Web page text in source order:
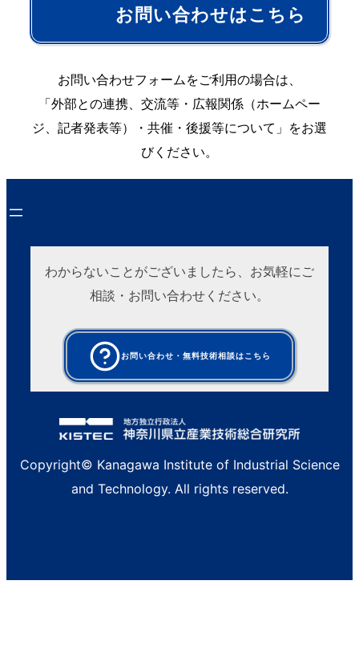
お問い合わせはこちら
お問い合わせフォームをご利用の場合は、
「外部との連携、交流等・広報関係（ホームペー
ジ、記者発表等）・共催・後援等について」をお選
びください。
わからないことがございましたら、お気軽にご
相談・お問い合わせください。
お問い合わせ・無料技術相談はこちら
Copyright© Kanagawa Institute of Industrial Science
and Technology. All rights reserved.